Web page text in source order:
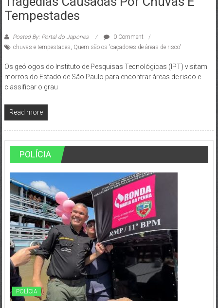
Tempestades
Posted By: Portal do Japones
0 Comment
chuvas e tempestades, Quem são os 'caçadores de áreas de risco'
Os geólogos do Instituto de Pesquisas Tecnológicas (IPT) visitam
morros do Estado de São Paulo para encontrar áreas de risco e
classificar o grau
Read more
POLÍCIA
POLÍCIA